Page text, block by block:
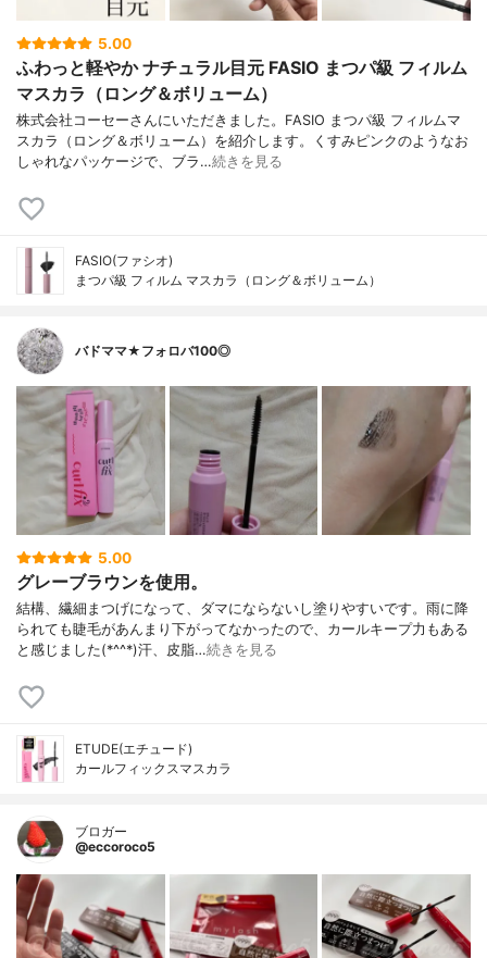
5.00
ふわっと軽やか ナチュラル目元 FASIO まつパ級 フィルム
マスカラ（ロング＆ボリューム）
株式会社コーセーさんにいただきました。FASIO まつパ級 フィルムマ
スカラ（ロング＆ボリューム）を紹介します。くすみピンクのようなお
しゃれなパッケージで、ブラ…続きを見る
FASIO(ファシオ)
まつパ級 フィルム マスカラ（ロング＆ボリューム）
バドママ★フォロバ100◎
5.00
グレーブラウンを使用。
結構、繊細まつげになって、ダマにならないし塗りやすいです。雨に降
られても睫毛があんまり下がってなかったので、カールキープ力もある
と感じました(*^^*)汗、皮脂…続きを見る
ETUDE(エチュード)
カールフィックスマスカラ
ブロガー
@eccoroco5